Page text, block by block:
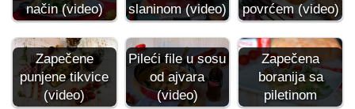
način (video)
slaninom (video)
povrćem (video)
Zapečene
punjene tikvice
(video)
Pileći file u sosu
od ajvara
(video)
Zapečena
boranija sa
piletinom